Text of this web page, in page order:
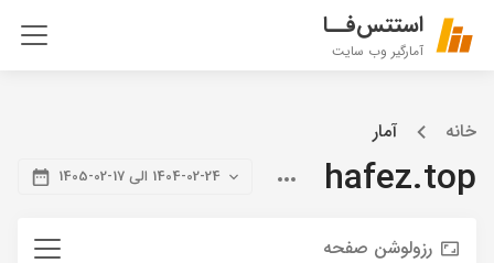
استتس‌فــا
آمارگیر وب سایت
خانه آمار
hafez.top 1404-02-24 الی 17-02-1405
رزولوشن صفحه